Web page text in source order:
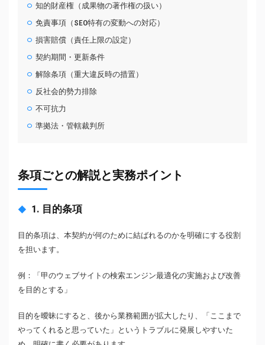
知的財産権（成果物の著作権の扱い）
免責事項（SEO特有の変動への対応）
損害賠償（責任上限の設定）
契約期間・更新条件
解除条項（重大違反時の措置）
反社会的勢力排除
不可抗力
準拠法・管轄裁判所
条項ごとの解説と実務ポイント
1. 目的条項
目的条項は、本契約が何のために結ばれるのかを明確にする役割
を担います。
例：「甲のウェブサイトの検索エンジン最適化の実施および改善
を目的とする」
目的を曖昧にすると、後から業務範囲が拡大したり、「ここまで
やってくれると思っていた」というトラブルに発展しやすいた